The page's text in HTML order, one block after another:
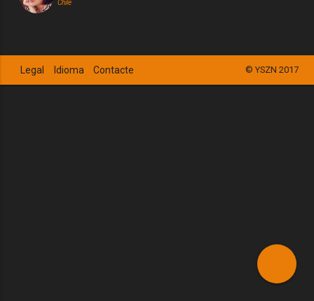
Chile
© YSZN 2017
Legal Idioma Contacte